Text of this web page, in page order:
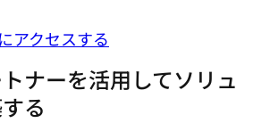
アクセスする
ナーを活用してソリュ
る